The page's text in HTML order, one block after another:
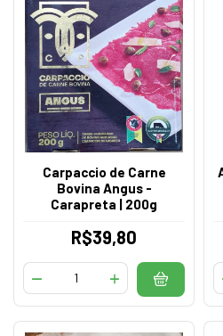
Carpaccio de Carne
Bovina Angus -
Carapreta | 200g
R$39,80